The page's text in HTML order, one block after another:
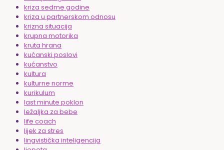
kriza sedme godine
kriza u partnerskom odnosu
krizna situacija
krupna motorika
kruta hrana
kućanski poslovi
kućanstvo
kultura
kulturne norme
kurikulum
last minute poklon
ležaljka za bebe
life coach
lijek za stres
lingvistička inteligencija